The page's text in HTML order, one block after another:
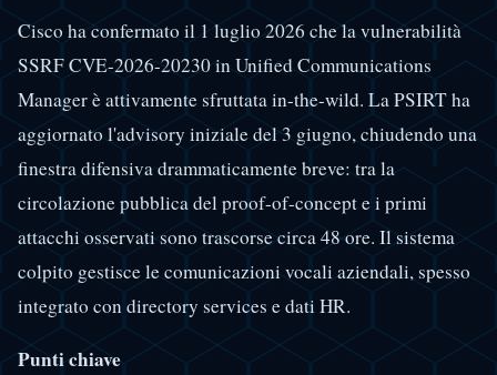
Cisco ha confermato il 1 luglio 2026 che la vulnerabilità
SSRF CVE-2026-20230 in Unified Communications
Manager è attivamente sfruttata in-the-wild. La PSIRT ha
aggiornato l'advisory iniziale del 3 giugno, chiudendo una
finestra difensiva drammaticamente breve: tra la
circolazione pubblica del proof-of-concept e i primi
attacchi osservati sono trascorse circa 48 ore. Il sistema
colpito gestisce le comunicazioni vocali aziendali, spesso
integrato con directory services e dati HR.
Punti chiave